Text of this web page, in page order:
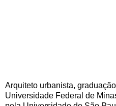
Arquiteto urbanista,
Universidade Federal de